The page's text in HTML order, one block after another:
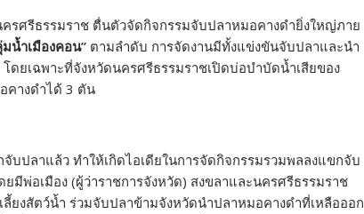
รศรีธรรมราช ตื่นตัวจัดกิจกรรมจับปลาหมอคางดำยิ่งใหญ่ภาย
น้ำเมืองคอน” ตามลำดับ การจัดงานมีทั้งแข่งขันจับปลาและนำ
ดยเฉพาะที่จังหวัดนครศรีธรรมราชเปิดบ่อบำบัดน้ำเสียของ
คางดำได้ 3 ตัน
ปลาแล้ว ทำให้เกิดไอเดียในการจัดกิจกรรมรวมพลลงแขกจับ
มีพ่อเมือง (ผู้ว่าราชการจังหวัด) สงขลาและนครศรีธรรมราช
ยงสัตว์น้ำ ร่วมจับปลาข้ามจังหวัดนำปลาหมอคางดำที่เหลือออก